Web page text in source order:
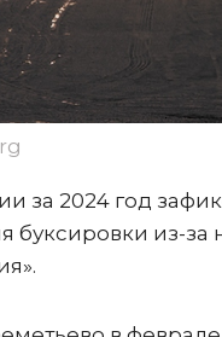
за 2024 год
буксировки из-